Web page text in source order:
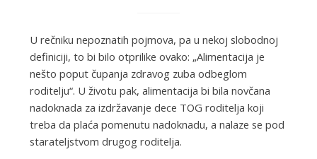
U rečniku nepoznatih pojmova, pa u nekoj slobodnoj
definiciji, to bi bilo otprilike ovako: „Alimentacija je
nešto poput čupanja zdravog zuba odbeglom
roditelju“. U životu pak, alimentacija bi bila novčana
nadoknada za izdržavanje dece TOG roditelja koji
treba da plaća pomenutu nadoknadu, a nalaze se pod
starateljstvom drugog roditelja.